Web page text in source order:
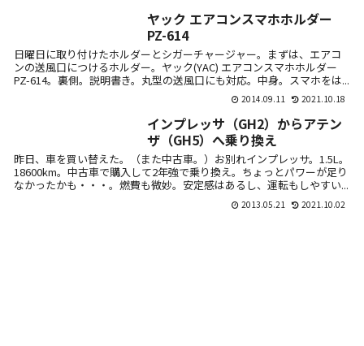
DUNL...
ヤック エアコンスマホホルダー
PZ-614
日曜日に取り付けたホルダーとシガーチャージャー。まずは、エアコ
ンの送風口につけるホルダー。ヤック(YAC) エアコンスマホホルダー
PZ-614。裏側。説明書き。丸型の送風口にも対応。中身。スマホをは...
2014.09.11 2021.10.18
インプレッサ（GH2）からアテン
ザ（GH5）へ乗り換え
昨日、車を買い替えた。（また中古車。）お別れインプレッサ。1.5L。
18600km。中古車で購入して2年強で乗り換え。ちょっとパワーが足り
なかったかも・・・。燃費も微妙。安定感はあるし、運転もしやすい...
2013.05.21 2021.10.02